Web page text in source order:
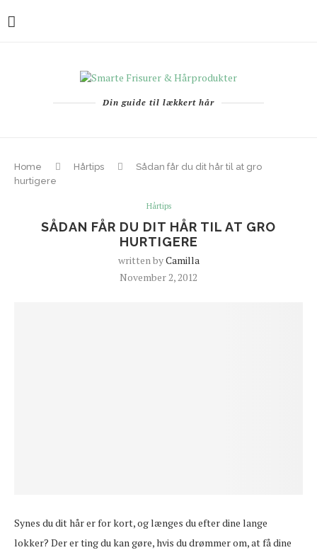
Din guide til lækkert hår
Home Hårtips
Sådan får du dit hår til at gro
hurtigere
Hårtips
SÅDAN FÅR DU DIT HÅR TIL AT GRO
HURTIGERE
written byCamilla
November 2, 2012
Synes du dit hår er for kort, og længes du efter dine lange
lokker? Der er ting du kan gøre, hvis du drømmer om, at få dine